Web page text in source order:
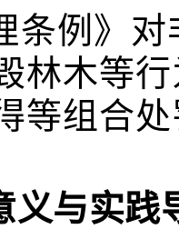
条例》
林木等
等组合
义与实践